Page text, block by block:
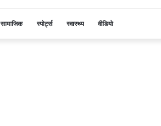
सामाजिक स्पोर्ट्स स्वास्थ्य वीडियो